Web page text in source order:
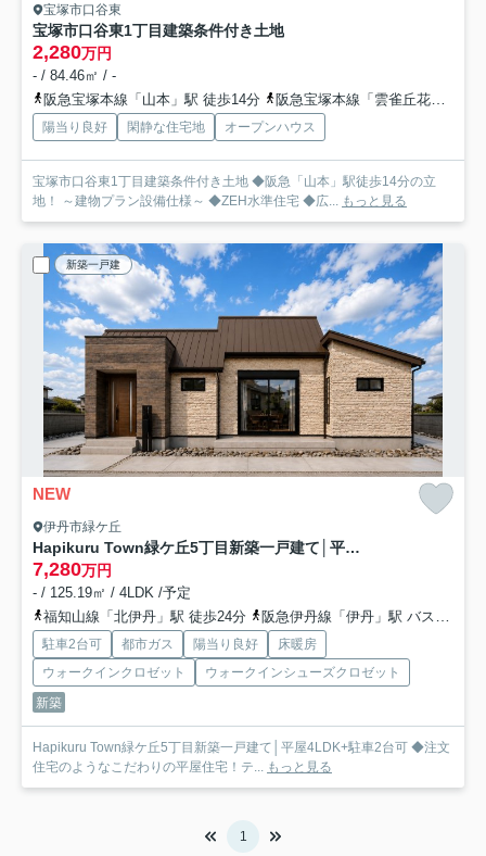
宝塚市口谷東
宝塚市口谷東1丁目建築条件付き土地
2,280万円
- / 84.46㎡ / -
阪急宝塚本線「山本」駅 徒歩14分
阪急宝塚本線「雲雀丘花屋敷」駅 徒歩21分
陽当り良好 閑静な住宅地 オープンハウス
宝塚市口谷東1丁目建築条件付き土地 ◆阪急「山本」駅徒歩14分の立
地！ ～建物プラン設備仕様～ ◆ZEH水準住宅 ◆広... もっと見る
新築一戸建
NEW
伊丹市緑ケ丘
Hapikuru Town緑ケ丘5丁目新築一戸建て│平屋4LDK+駐車2台可
7,280万円
- / 125.19㎡ / 4LDK /予定
福知山線「北伊丹」駅 徒歩24分
阪急伊丹線「伊丹」駅 バス8分 伊丹市営バス「総監部前（兵庫県）」 停歩3分
駐車2台可 都市ガス 陽当り良好
床暖房
ウォークインクロゼット
ウォークインシューズクロゼット
新築
Hapikuru Town緑ケ丘5丁目新築一戸建て│平屋4LDK+駐車2台可 ◆注文
住宅のようなこだわりの平屋住宅！テ... もっと見る
1